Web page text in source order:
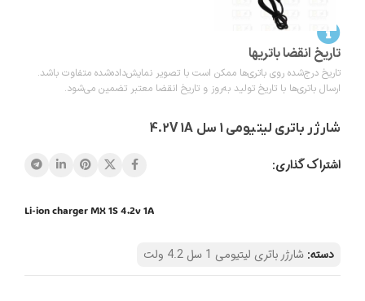
تاریخ انقضا باتریها
تاریخ درج‌شده روی باتری‌ها ممکن است با تصویر نمایش‌داده‌شده متفاوت باشد.
ارسال باتری‌ها با تاریخ تولید به‌روز و تاریخ انقضا معتبر تضمین می‌شود.
شارژر باتری لیتیومی 1 سل 4.2V 1A
اشتراک گذاری:
Li-ion charger MX 1S 4.2v 1A
دسته: شارژر باتری لیتیومی 1 سل 4.2 ولت